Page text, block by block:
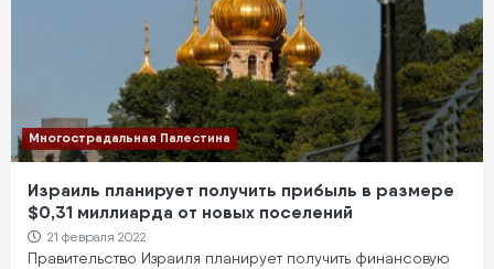
Многострадальная Палестина
Израиль планирует получить прибыль в размере
$0,31 миллиарда от новых поселений
21 февраля 2022
Правительство Израиля планирует получить финансовую